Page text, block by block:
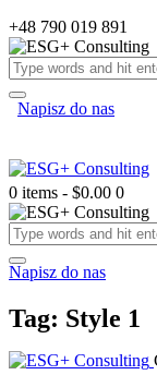
+48 790 019 891
Napisz do nas
0 items - $0.00 0
Napisz do nas
Tag: Style 1